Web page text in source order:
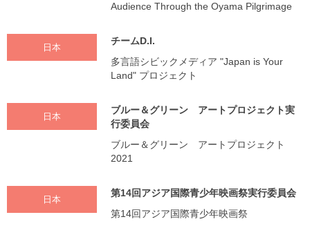
Audience Through the Oyama Pilgrimage
日本
チームD.I.
多言語シビックメディア "Japan is Your
Land" プロジェクト
日本
ブルー＆グリーン アートプロジェクト実
行委員会
ブルー＆グリーン アートプロジェクト
2021
日本
第14回アジア国際青少年映画祭実行委員会
第14回アジア国際青少年映画祭